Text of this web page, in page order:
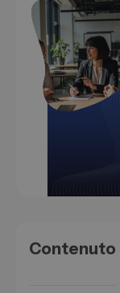
Contenuto